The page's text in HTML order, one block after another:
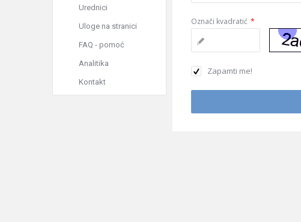
Označi kvadratić *
Zapamti me!
Urednici
Uloge na stranici
FAQ - pomoć
Analitika
Kontakt